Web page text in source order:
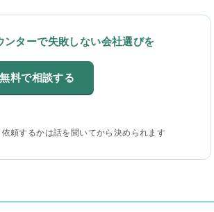
ターで失敗しない会社選びを
料で相談する
頼するかは話を聞いてから決められます